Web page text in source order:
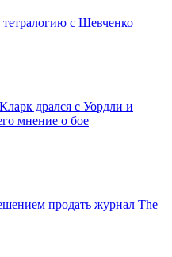
с Шевченко
дрался с Уордли и
мнение о бое
продать журнал The